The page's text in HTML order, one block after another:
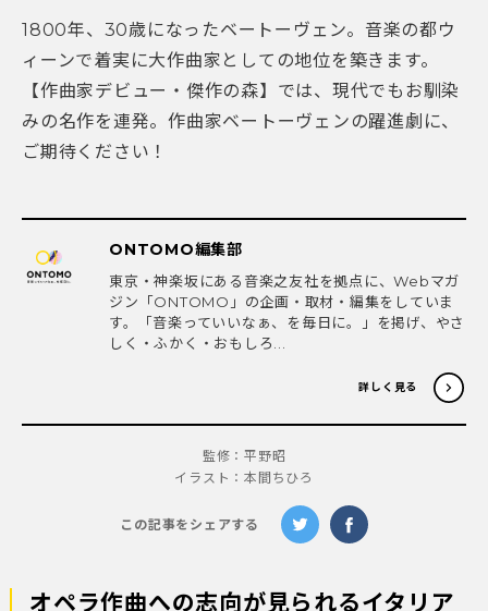
1800年、30歳になったベートーヴェン。音楽の都ウ
ィーンで着実に大作曲家としての地位を築きます。
【作曲家デビュー・傑作の森】では、現代でもお馴染
みの名作を連発。作曲家ベートーヴェンの躍進劇に、
ご期待ください！
ONTOMO編集部
東京・神楽坂にある音楽之友社を拠点に、Webマガ
ジン「ONTOMO」の企画・取材・編集をしていま
す。「音楽っていいなぁ、を毎日に。」を掲げ、やさ
しく・ふかく・おもしろ...
詳しく見る
監修：平野昭
イラスト：本間ちひろ
この記事をシェアする
オペラ作曲への志向が見られるイタリア